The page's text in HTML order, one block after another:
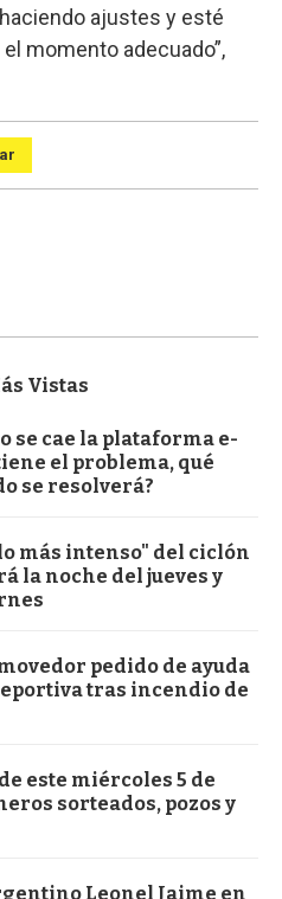
ajustes y esté
momento adecuado”,
Vistas
se cae la plataforma e-
el problema, qué
se resolverá?
más intenso" del ciclón
la noche del jueves y
pedido de ayuda
tras incendio de
este miércoles 5 de
sorteados, pozos y
Leonel Jaime en